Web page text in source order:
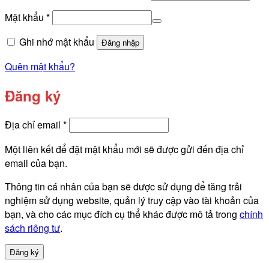
Mật khẩu *Bắt
Ghi nhớ mật khẩu
Đăng nhập
Quên mật khẩu?
Đăng ký
Địa chỉ email *Bắt
Một liên kết để đặt mật khẩu mới sẽ được gửi đến địa chỉ
email của bạn.
Thông tin cá nhân của bạn sẽ được sử dụng để tăng trải
nghiệm sử dụng website, quản lý truy cập vào tài khoản của
bạn, và cho các mục đích cụ thể khác được mô tả trong chính
sách riêng tư.
Đăng ký